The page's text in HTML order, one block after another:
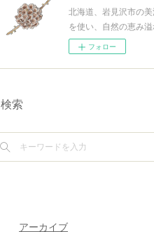
北海道、岩見沢市の
を使い、自然の恵み
フォロー
検索
アーカイブ